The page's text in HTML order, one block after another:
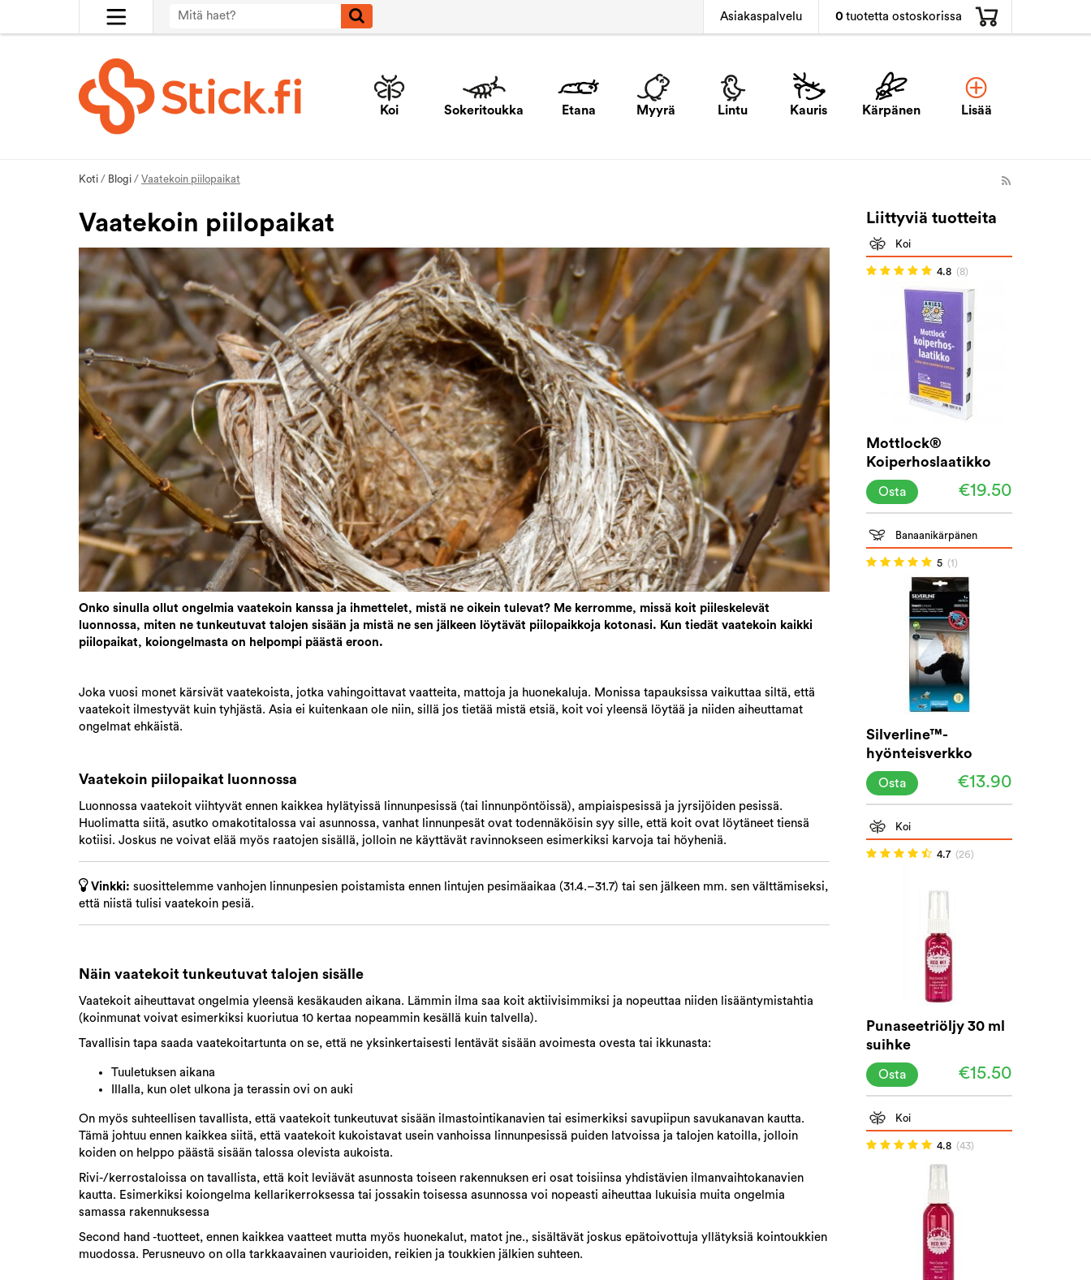
Asiakaspalvelu 0 tuotetta ostoskorissa
Koi Sokeritoukka Etana Myyrä Lintu Kauris Kärpänen Lisää
Koti / Blogi / Vaatekoin piilopaikat
Liittyviä tuotteita
Koi
4.8 (8)
Mottlock®
Koiperhoslaatikko
liima-ansa
€19.50
Osta
Banaanikärpänen
5 (1)
Silverline™-
hyönteisverkko
siitepölysuojalla
€13.90
Osta
Koi
4.7 (26)
Punaseetriöljy 30 ml
suihke
€15.50
Osta
Koi
4.8 (43)
Vaatekoin piilopaikat
Onko sinulla ollut ongelmia vaatekoin kanssa ja ihmettelet, mistä ne oikein tulevat? Me kerromme, missä koit piileskelevät
luonnossa, miten ne tunkeutuvat talojen sisään ja mistä ne sen jälkeen löytävät piilopaikkoja kotonasi. Kun tiedät vaatekoin kaikki
piilopaikat, koiongelmasta on helpompi päästä eroon.
Joka vuosi monet kärsivät vaatekoista, jotka vahingoittavat vaatteita, mattoja ja huonekaluja. Monissa tapauksissa vaikuttaa siltä, että
vaatekoit ilmestyvät kuin tyhjästä. Asia ei kuitenkaan ole niin, sillä jos tietää mistä etsiä, koit voi yleensä löytää ja niiden aiheuttamat
ongelmat ehkäistä.
Vaatekoin piilopaikat luonnossa
Luonnossa vaatekoit viihtyvät ennen kaikkea hylätyissä linnunpesissä (tai linnunpöntöissä), ampiaispesissä ja jyrsijöiden pesissä.
Huolimatta siitä, asutko omakotitalossa vai asunnossa, vanhat linnunpesät ovat todennäköisin syy sille, että koit ovat löytäneet tiensä
kotiisi. Joskus ne voivat elää myös raatojen sisällä, jolloin ne käyttävät ravinnokseen esimerkiksi karvoja tai höyheniä.
Vinkki: suosittelemme vanhojen linnunpesien poistamista ennen lintujen pesimäaikaa (31.4.–31.7) tai sen jälkeen mm. sen välttämiseksi,
että niistä tulisi vaatekoin pesiä.
Näin vaatekoit tunkeutuvat talojen sisälle
Vaatekoit aiheuttavat ongelmia yleensä kesäkauden aikana. Lämmin ilma saa koit aktiivisimmiksi ja nopeuttaa niiden lisääntymistahtia
(koinmunat voivat esimerkiksi kuoriutua 10 kertaa nopeammin kesällä kuin talvella).
Tavallisin tapa saada vaatekoitartunta on se, että ne yksinkertaisesti lentävät sisään avoimesta ovesta tai ikkunasta:
Tuuletuksen aikana
Illalla, kun olet ulkona ja terassin ovi on auki
On myös suhteellisen tavallista, että vaatekoit tunkeutuvat sisään ilmastointikanavien tai esimerkiksi savupiipun savukanavan kautta.
Tämä johtuu ennen kaikkea siitä, että vaatekoit kukoistavat usein vanhoissa linnunpesissä puiden latvoissa ja talojen katoilla, jolloin
koiden on helppo päästä sisään talossa olevista aukoista.
Rivi-/kerrostaloissa on tavallista, että koit leviävät asunnosta toiseen rakennuksen eri osat toisiinsa yhdistävien ilmanvaihtokanavien
kautta. Esimerkiksi koiongelma kellarikerroksessa tai jossakin toisessa asunnossa voi nopeasti aiheuttaa lukuisia muita ongelmia
samassa rakennuksessa
Second hand -tuotteet, ennen kaikkea vaatteet mutta myös huonekalut, matot jne., sisältävät joskus epätoivottuja yllätyksiä kointoukkien
muodossa. Perusneuvo on olla tarkkaavainen vaurioiden, reikien ja toukkien jälkien suhteen.